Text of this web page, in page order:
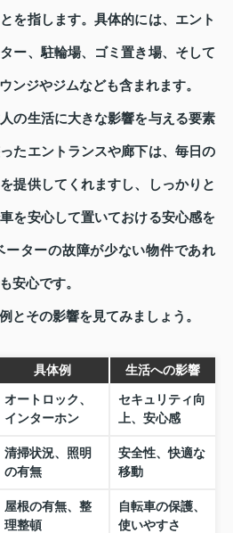
を指します。具体的には、エント
ー、駐輪場、ゴミ置き場、そして
ンジやジムなども含まれます。
の生活に大きな影響を与える要素
たエントランスや廊下は、毎日の
提供してくれますし、しっかりと
を安心して置いておける安心感を
ーターの故障が少ない物件であれ
安心です。
とその影響を見てみましょう。
具体例 生活への影響
オートロック、
インターホン
セキュリティ向
上、安心感
清掃状況、照明
の有無
安全性、快適な
移動
屋根の有無、整
理整頓
自転車の保護、
使いやすさ